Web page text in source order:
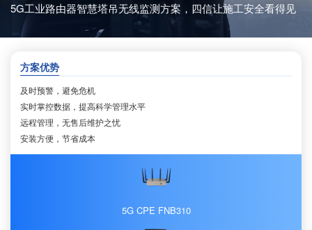
5G工业路由器智慧塔吊无线监测方案，四信让施工安全看得见
方案优势
及时预警，避免危机
实时掌控数据，提高科学管理水平
远程管理，无售后维护之忧
安装方便，节省成本
5G CPE FNB310